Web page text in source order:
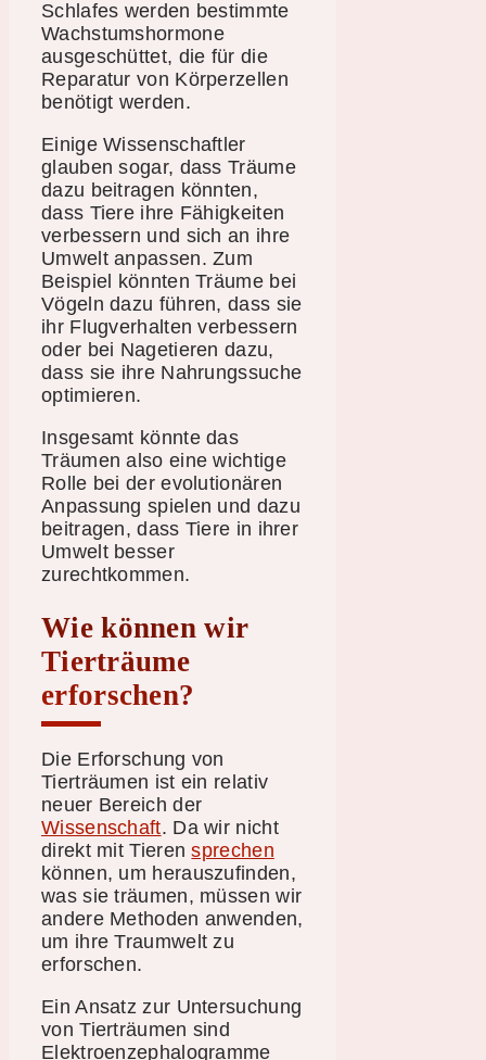
Schlafes werden bestimmte
Wachstumshormone
ausgeschüttet, die für die
Reparatur von Körperzellen
benötigt werden.
Einige Wissenschaftler
glauben sogar, dass Träume
dazu beitragen könnten,
dass Tiere ihre Fähigkeiten
verbessern und sich an ihre
Umwelt anpassen. Zum
Beispiel könnten Träume bei
Vögeln dazu führen, dass sie
ihr Flugverhalten verbessern
oder bei Nagetieren dazu,
dass sie ihre Nahrungssuche
optimieren.
Insgesamt könnte das
Träumen also eine wichtige
Rolle bei der evolutionären
Anpassung spielen und dazu
beitragen, dass Tiere in ihrer
Umwelt besser
zurechtkommen.
Wie können wir
Tierträume
erforschen?
Die Erforschung von
Tierträumen ist ein relativ
neuer Bereich der
Wissenschaft. Da wir nicht
direkt mit Tierensprechen
können, um herauszufinden,
was sie träumen, müssen wir
andere Methoden anwenden,
um ihre Traumwelt zu
erforschen.
Ein Ansatz zur Untersuchung
von Tierträumen sind
Elektroenzephalogramme